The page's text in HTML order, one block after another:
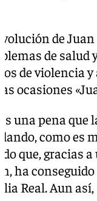
de
de salud
de violencia
ocasiones
una pena
como es
que, gracias
ha
Real. Aun